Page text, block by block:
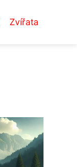
Zvířata